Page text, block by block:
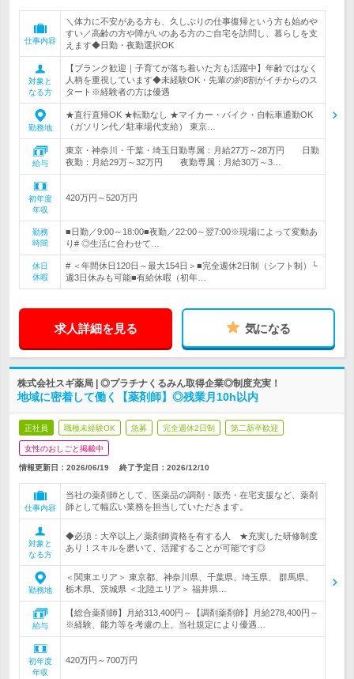
仕事内容
＼体力に不安がある方も、久しぶりの仕事復帰という方も始めや
すい／高齢の方や障がいのある方のご自宅を訪問し、暮らしを支
えます◆日勤・夜勤選択OK
対象と
なる方
【ブランク歓迎｜子育てが落ち着いた方も活躍中】年齢ではなく
人柄を重視しています◆未経験OK・先輩の約8割がイチからのス
タート※経験者の方は優遇
勤務地
★直行直帰OK ★転勤なし ★マイカー・バイク・自転車通勤OK
（ガソリン代／駐車場代支給） 東京…
給与
東京・神奈川・千葉・埼玉日勤専属：月給27万～28万円 日勤
夜勤：月給29万～32万円 夜勤専属：月給30万～3…
初年度
年収
420万円～520万円
勤務
時間
■日勤／9:00～18:00■夜勤／22:00～翌7:00※現場によって変動あ
り# ◎生活に合わせて…
休日
休暇
# ＜年間休日120日～最大154日＞■完全週休2日制（シフト制）└
週3日休みも可能■有給休暇（初年…
求人詳細を見る 気になる
株式会社スギ薬局 | ◎プラチナくるみん取得企業◎制度充実！
地域に密着して働く【薬剤師】◎残業月10h以内
正社員 職種未経験OK 急募 完全週休2日制 第二新卒歓迎
女性のおしごと掲載中
情報更新日：2026/06/19 終了予定日： 2026/12/10
仕事内容
当社の薬剤師として、医薬品の調剤・販売・在宅支援など、薬剤
師として幅広い業務を担当していただきます。
対象と
なる方
◆必須：大卒以上／薬剤師資格を有する人 ★充実した研修制度
あり！スキルを磨いて、活躍することが可能です◎
勤務地
＜関東エリア＞ 東京都、神奈川県、千葉県、埼玉県、 群馬県、
栃木県、茨城県 ＜北陸エリア＞ 福井県…
給与
【総合薬剤師】月給313,400円～【調剤薬剤師】月給278,400円～
※経験、能力等を考慮の上、当社規定により優遇…
初年度
年収
420万円～700万円